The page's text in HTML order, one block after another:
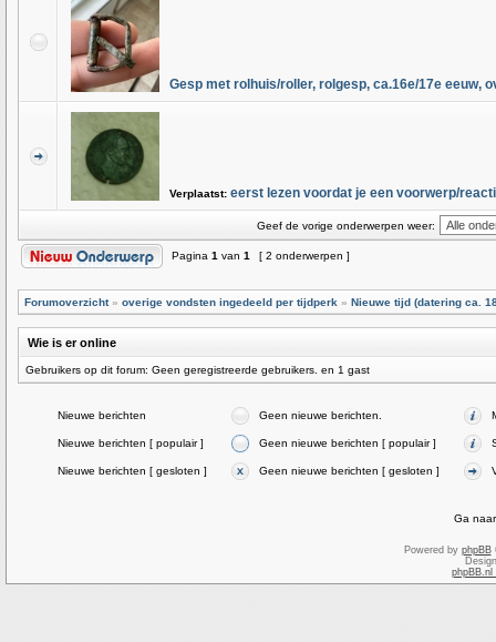
Gesp met rolhuis/roller, rolgesp, ca.16e/17e eeuw,
Verplaatst: eerst lezen voordat je een voorwerp/
Geef de vorige onderwerpen weer:
Pagina 1 van 1 [ 2 onderwerpen ]
Forumoverzicht» overige vondsten ingedeeld per tijdperk » Nieuwe tijd (datering ca.
Wie is er online
Gebruikers op dit forum: Geen geregistreerde gebruikers. en 1 gast
Nieuwe berichten Geen nieuwe berichten.
Nieuwe berichten [ populair ] Geen nieuwe berichten [ populair ]
Nieuwe berichten [ gesloten ] Geen nieuwe berichten [ gesloten ]
Ga
Powered by phpBB
phpBB.nl